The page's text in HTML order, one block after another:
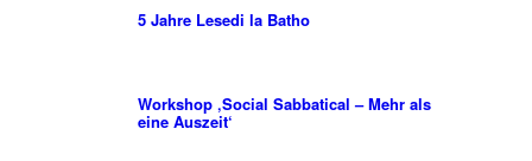
5 Jahre Lesedi la Batho
Workshop ‚Social Sabbatical – Mehr als
eine Auszeit‘